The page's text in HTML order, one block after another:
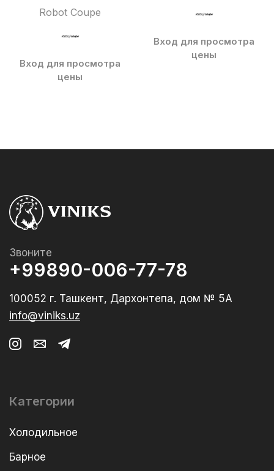
Robot Coupe
Вход для просмотра
цены
Вход для просмотра
цены
Звоните
+99890-006-77-78
100052 г. Ташкент, Дархонтепа, дом № 5А
info@viniks.uz
Категории
Холодильное
Барное